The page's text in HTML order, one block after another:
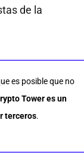
de la
es posible que no
Tower es un
terceros.